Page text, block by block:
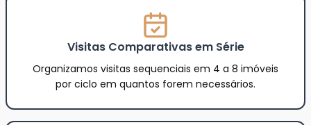
Visitas Comparativas em Série
Organizamos visitas sequenciais em 4 a 8 imóveis
por ciclo em quantos forem necessários.